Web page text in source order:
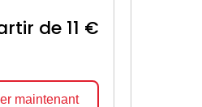
de 11 €
maintenant